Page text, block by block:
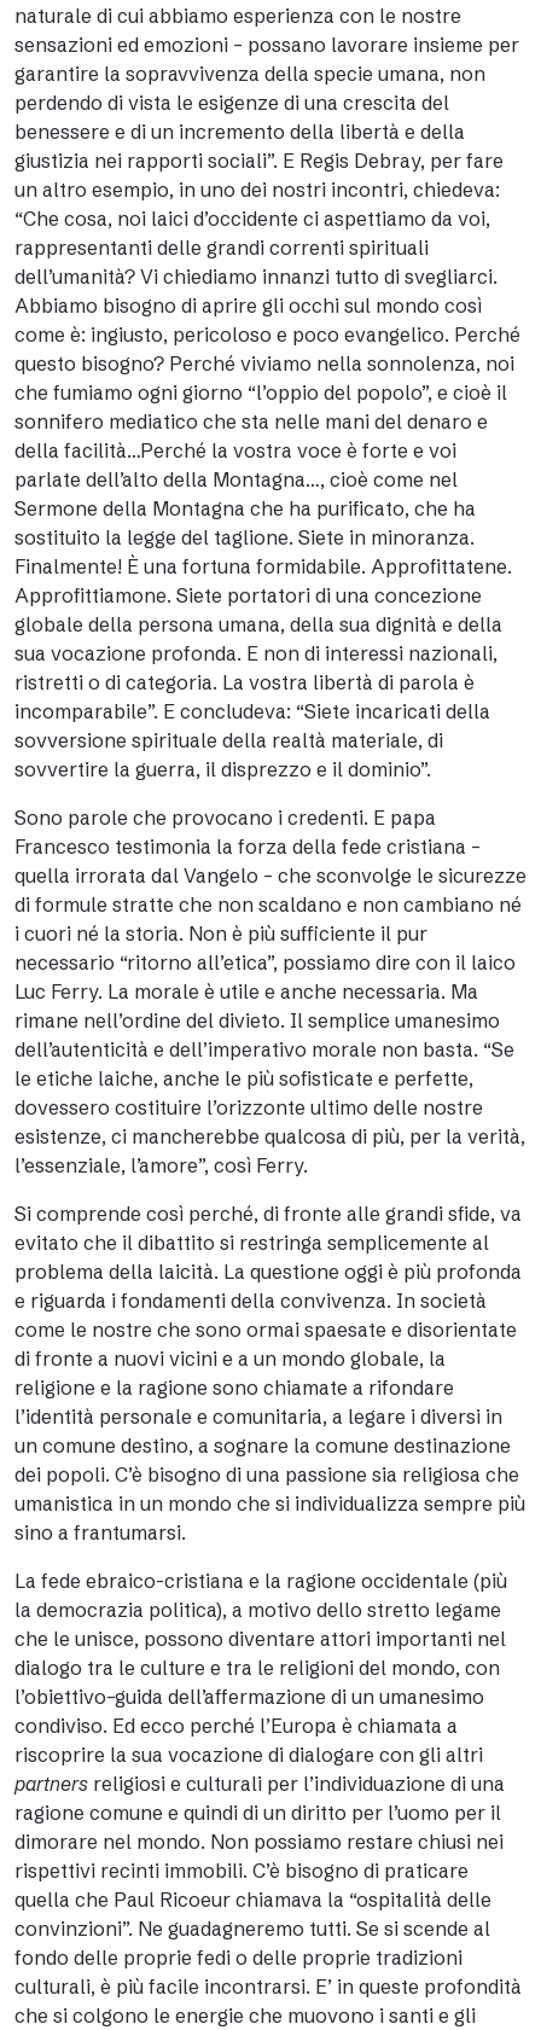
naturale di cui abbiamo esperienza con le nostre
sensazioni ed emozioni – possano lavorare insieme per
garantire la sopravvivenza della specie umana, non
perdendo di vista le esigenze di una crescita del
benessere e di un incremento della libertà e della
giustizia nei rapporti sociali”. E Regis Debray, per fare
un altro esempio, in uno dei nostri incontri, chiedeva:
“Che cosa, noi laici d’occidente ci aspettiamo da voi,
rappresentanti delle grandi correnti spirituali
dell’umanità? Vi chiediamo innanzi tutto di svegliarci.
Abbiamo bisogno di aprire gli occhi sul mondo così
come è: ingiusto, pericoloso e poco evangelico. Perché
questo bisogno? Perché viviamo nella sonnolenza, noi
che fumiamo ogni giorno “l’oppio del popolo”, e cioè il
sonnifero mediatico che sta nelle mani del denaro e
della facilità…Perché la vostra voce è forte e voi
parlate dell’alto della Montagna…, cioè come nel
Sermone della Montagna che ha purificato, che ha
sostituito la legge del taglione. Siete in minoranza.
Finalmente! È una fortuna formidabile. Approfittatene.
Approfittiamone. Siete portatori di una concezione
globale della persona umana, della sua dignità e della
sua vocazione profonda. E non di interessi nazionali,
ristretti o di categoria. La vostra libertà di parola è
incomparabile”. E concludeva: “Siete incaricati della
sovversione spirituale della realtà materiale, di
sovvertire la guerra, il disprezzo e il dominio”.
Sono parole che provocano i credenti. E papa
Francesco testimonia la forza della fede cristiana –
quella irrorata dal Vangelo – che sconvolge le sicurezze
di formule stratte che non scaldano e non cambiano né
i cuori né la storia. Non è più sufficiente il pur
necessario “ritorno all’etica”, possiamo dire con il laico
Luc Ferry. La morale è utile e anche necessaria. Ma
rimane nell’ordine del divieto. Il semplice umanesimo
dell’autenticità e dell’imperativo morale non basta. “Se
le etiche laiche, anche le più sofisticate e perfette,
dovessero costituire l’orizzonte ultimo delle nostre
esistenze, ci mancherebbe qualcosa di più, per la verità,
l’essenziale, l’amore”, così Ferry.
Si comprende così perché, di fronte alle grandi sfide, va
evitato che il dibattito si restringa semplicemente al
problema della laicità. La questione oggi è più profonda
e riguarda i fondamenti della convivenza. In società
come le nostre che sono ormai spaesate e disorientate
di fronte a nuovi vicini e a un mondo globale, la
religione e la ragione sono chiamate a rifondare
l’identità personale e comunitaria, a legare i diversi in
un comune destino, a sognare la comune destinazione
dei popoli. C’è bisogno di una passione sia religiosa che
umanistica in un mondo che si individualizza sempre più
sino a frantumarsi.
La fede ebraico-cristiana e la ragione occidentale (più
la democrazia politica), a motivo dello stretto legame
che le unisce, possono diventare attori importanti nel
dialogo tra le culture e tra le religioni del mondo, con
l’obiettivo–guida dell’affermazione di un umanesimo
condiviso. Ed ecco perché l’Europa è chiamata a
riscoprire la sua vocazione di dialogare con gli altri
partners religiosi e culturali per l’individuazione di una
ragione comune e quindi di un diritto per l’uomo per il
dimorare nel mondo. Non possiamo restare chiusi nei
rispettivi recinti immobili. C’è bisogno di praticare
quella che Paul Ricoeur chiamava la “ospitalità delle
convinzioni”. Ne guadagneremo tutti. Se si scende al
fondo delle proprie fedi o delle proprie tradizioni
culturali, è più facile incontrarsi. E’ in queste profondità
che si colgono le energie che muovono i santi e gli